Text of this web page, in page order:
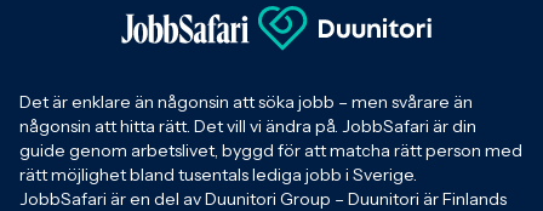
Det är enklare än någonsin att söka jobb – men svårare än
någonsin att hitta rätt. Det vill vi ändra på. JobbSafari är din
guide genom arbetslivet, byggd för att matcha rätt person med
rätt möjlighet bland tusentals lediga jobb i Sverige.
JobbSafari är en del av Duunitori Group – Duunitori är Finlands